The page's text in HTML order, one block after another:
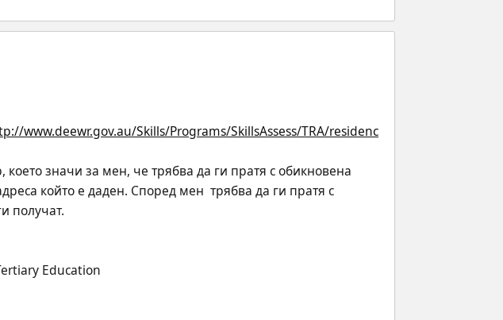
www.deewr.gov.au/Skills/Programs/SkillsAssess/TRA/residenc
значи за мен, че трябва да ги пратя с обикновена
който е даден. Според мен  трябва да ги пратя с
получат.
Education